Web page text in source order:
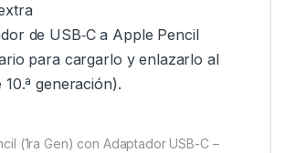
de USB‑C a Apple Pencil
para cargarlo y enlazarlo al
10.ª generación).
(1ra Gen) con Adaptador USB-C –